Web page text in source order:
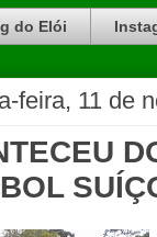
do Elói
feira, 11 de